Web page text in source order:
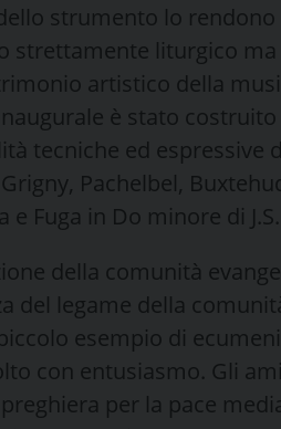
strumento lo rendono
strettamente liturgico ma
artistico della
è stato costruito
tecniche ed espressive
Pachelbel,
Fuga in Do minore di
della comunità
del legame della
esempio di
con entusiasmo. Gli
per la pace